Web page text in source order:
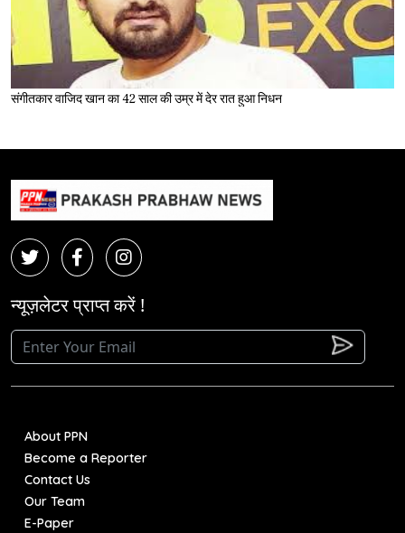
संगीतकार वाजिद खान का 42 साल की उम्र में देर रात हुआ निधन
न्यूज़लेटर प्राप्त करें !
About PPN
Become a Reporter
Contact Us
Our Team
E-Paper